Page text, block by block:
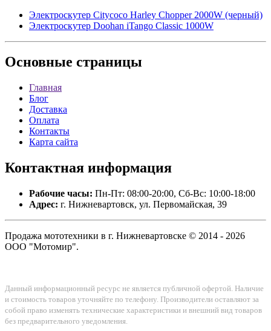
Электроскутер Citycoco Harley Chopper 2000W (черный)
Электроскутер Doohan iTango Classic 1000W
Основные страницы
Главная
Блог
Доставка
Оплата
Контакты
Карта сайта
Контактная информация
Рабочие часы: Пн-Пт: 08:00-20:00, Сб-Вс: 10:00-18:00
Адрес: г. Нижневартовск, ул. Первомайская, 39
Продажа мототехники в г. Нижневартовске © 2014 - 2026
ООО "Мотомир".
Данный информационный ресурс не является публичной офертой. Наличие
и стоимость товаров уточняйте по телефону. Производители оставляют за
собой право изменять технические характеристики и внешний вид товаров
без предварительного уведомления.